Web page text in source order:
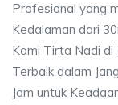
Profesional yang
Kedalaman dari
Kami Tirta Nadi di
Terbaik dalam
Jam untuk